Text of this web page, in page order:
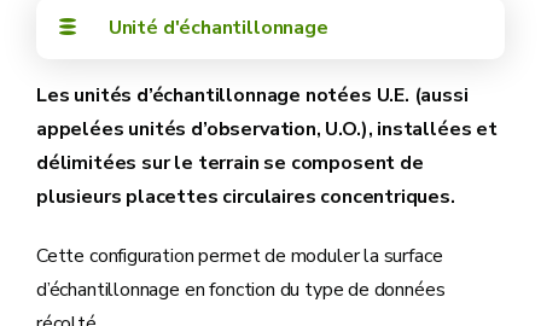
Unité d'échantillonnage
Les unités d’échantillonnage notées U.E. (aussi
appelées unités d’observation, U.O.), installées et
délimitées sur le terrain se composent de
plusieurs placettes circulaires concentriques.
Cette configuration permet de moduler la surface
d’échantillonnage en fonction du type de données